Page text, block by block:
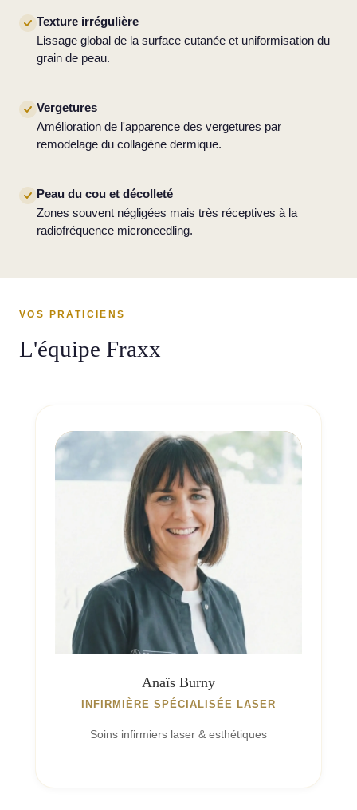
Texture irrégulière
Lissage global de la surface cutanée et uniformisation du
grain de peau.
Vergetures
Amélioration de l'apparence des vergetures par
remodelage du collagène dermique.
Peau du cou et décolleté
Zones souvent négligées mais très réceptives à la
radiofréquence microneedling.
VOS PRATICIENS
L'équipe Fraxx
Anaïs Burny
INFIRMIÈRE SPÉCIALISÉE LASER
Soins infirmiers laser & esthétiques